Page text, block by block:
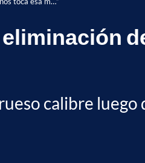
calibre